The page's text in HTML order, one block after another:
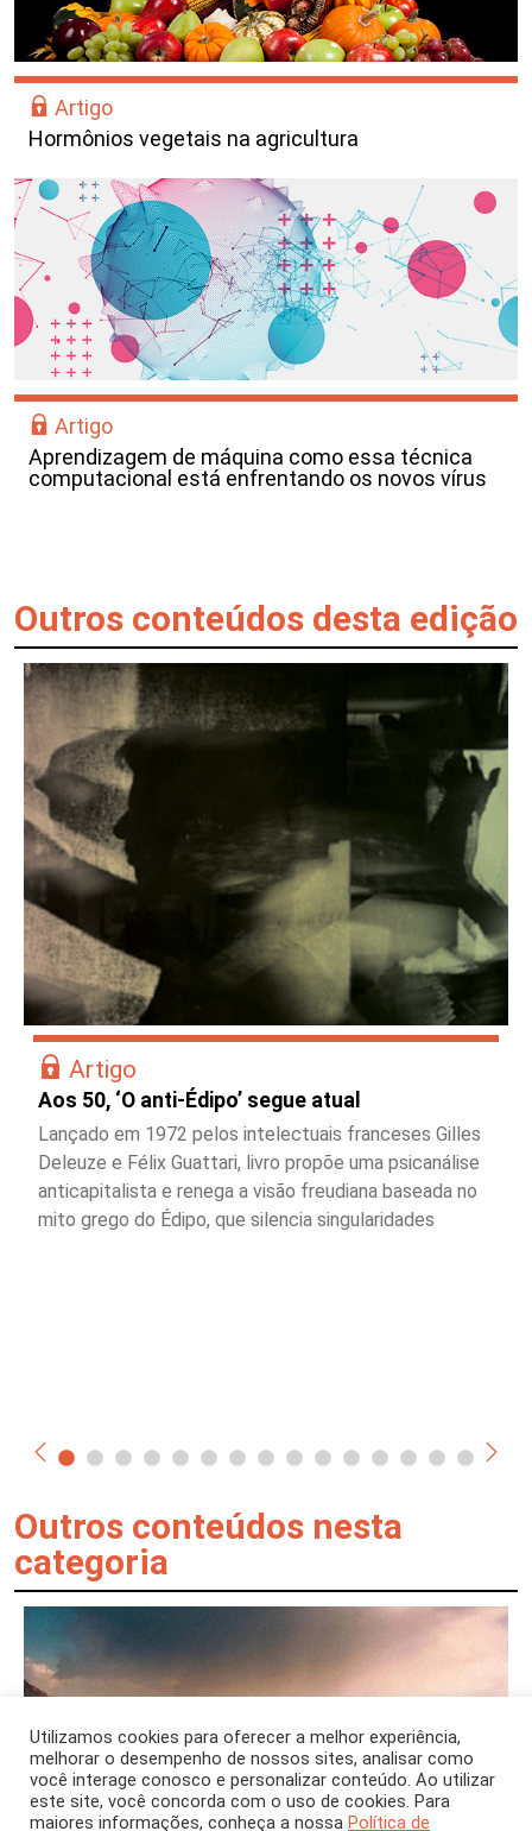
Artigo
Hormônios vegetais na agricultura
Artigo
Aprendizagem de máquina como essa técnica
computacional está enfrentando os novos vírus
Outros conteúdos desta edição
Artigo
Aos 50, ‘O anti-Édipo’ segue atual
Lançado em 1972 pelos intelectuais franceses Gilles
Deleuze e Félix Guattari, livro propõe uma psicanálise
anticapitalista e renega a visão freudiana baseada no
mito grego do Édipo, que silencia singularidades
Outros conteúdos nesta
categoria
Utilizamos cookies para oferecer a melhor experiência,
melhorar o desempenho de nossos sites, analisar como
você interage conosco e personalizar conteúdo. Ao utilizar
este site, você concorda com o uso de cookies. Para
maiores informações, conheça a nossa Política de